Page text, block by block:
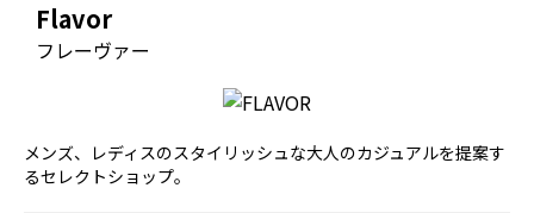
Flavor
フレーヴァー
メンズ、レディスのスタイリッシュな大人のカジュアルを提案す
るセレクトショップ。